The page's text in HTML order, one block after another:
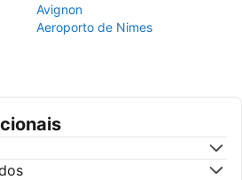
Avignon
Aeroporto de Nimes